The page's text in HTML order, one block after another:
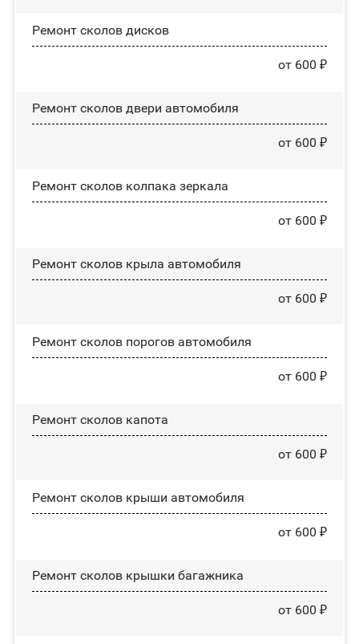
Ремонт сколов дисков
от 600 ₽
Ремонт сколов двери автомобиля
от 600 ₽
Ремонт сколов колпака зеркала
от 600 ₽
Ремонт сколов крыла автомобиля
от 600 ₽
Ремонт сколов порогов автомобиля
от 600 ₽
Ремонт сколов капота
от 600 ₽
Ремонт сколов крыши автомобиля
от 600 ₽
Ремонт сколов крышки багажника
от 600 ₽